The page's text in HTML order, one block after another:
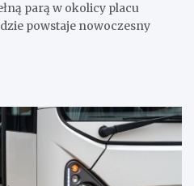
parą w okolicy placu
powstaje nowoczesny